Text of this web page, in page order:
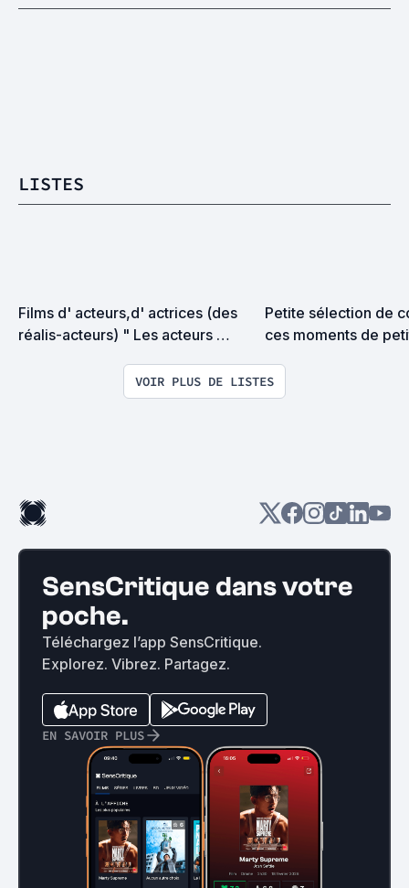
LISTES
Films d' acteurs,d' actrices (des
réalis-acteurs) " Les acteurs
Petite sélection de
ces moments de
VOIR PLUS DE LISTES
SensCritique dans votre
poche.
Téléchargez l’app SensCritique.
Explorez. Vibrez. Partagez.
EN SAVOIR PLUS